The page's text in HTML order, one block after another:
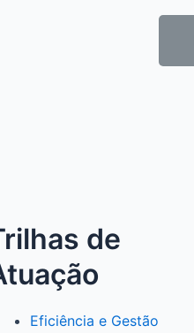
de
Eficiência e Gestão